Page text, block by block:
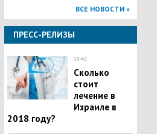
ВСЕ НОВОСТИ »
ПРЕСС-РЕЛИЗЫ
19:42
Сколько
стоит
лечение в
Израиле в
2018 году?